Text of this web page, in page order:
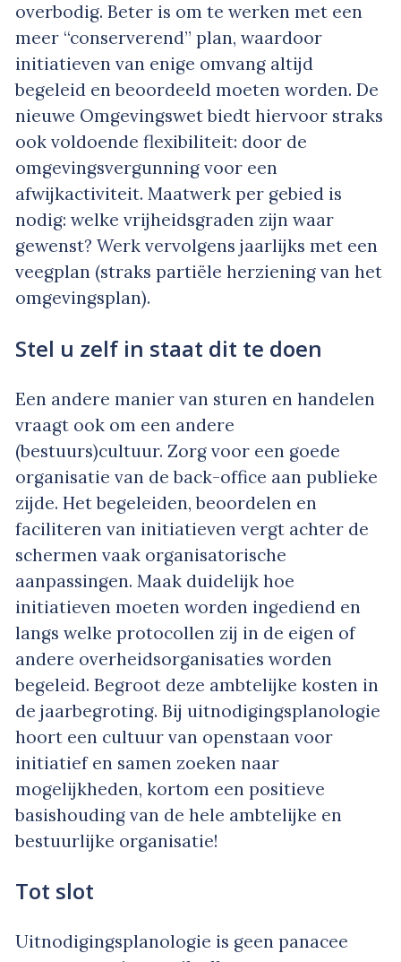
overbodig. Beter is om te werken met een
meer “conserverend” plan, waardoor
initiatieven van enige omvang altijd
begeleid en beoordeeld moeten worden. De
nieuwe Omgevingswet biedt hiervoor straks
ook voldoende flexibiliteit: door de
omgevingsvergunning voor een
afwijkactiviteit. Maatwerk per gebied is
nodig: welke vrijheidsgraden zijn waar
gewenst? Werk vervolgens jaarlijks met een
veegplan (straks partiële herziening van het
omgevingsplan).
Stel u zelf in staat dit te doen
Een andere manier van sturen en handelen
vraagt ook om een andere
(bestuurs)cultuur. Zorg voor een goede
organisatie van de back-office aan publieke
zijde. Het begeleiden, beoordelen en
faciliteren van initiatieven vergt achter de
schermen vaak organisatorische
aanpassingen. Maak duidelijk hoe
initiatieven moeten worden ingediend en
langs welke protocollen zij in de eigen of
andere overheidsorganisaties worden
begeleid. Begroot deze ambtelijke kosten in
de jaarbegroting. Bij uitnodigingsplanologie
hoort een cultuur van openstaan voor
initiatief en samen zoeken naar
mogelijkheden, kortom een positieve
basishouding van de hele ambtelijke en
bestuurlijke organisatie!
Tot slot
Uitnodigingsplanologie is geen panacee